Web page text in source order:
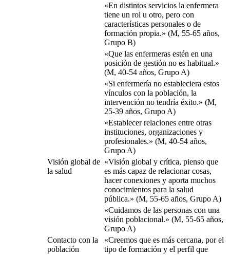
«En distintos servicios la enfermera
tiene un rol u otro, pero con
características personales o de
formación propia.» (M, 55-65 años,
Grupo B)
«Que las enfermeras estén en una
posición de gestión no es habitual.»
(M, 40-54 años, Grupo A)
«Si enfermería no estableciera estos
vínculos con la población, la
intervención no tendría éxito.» (M,
25-39 años, Grupo A)
«Establecer relaciones entre otras
instituciones, organizaciones y
profesionales.» (M, 40-54 años,
Grupo A)
Visión global de
la salud
«Visión global y crítica, pienso que
es más capaz de relacionar cosas,
hacer conexiones y aporta muchos
conocimientos para la salud
pública.» (M, 55-65 años, Grupo A)
«Cuidamos de las personas con una
visión poblacional.» (M, 55-65 años,
Grupo A)
Contacto con la
población
«Creemos que es más cercana, por el
tipo de formación y el perfil que